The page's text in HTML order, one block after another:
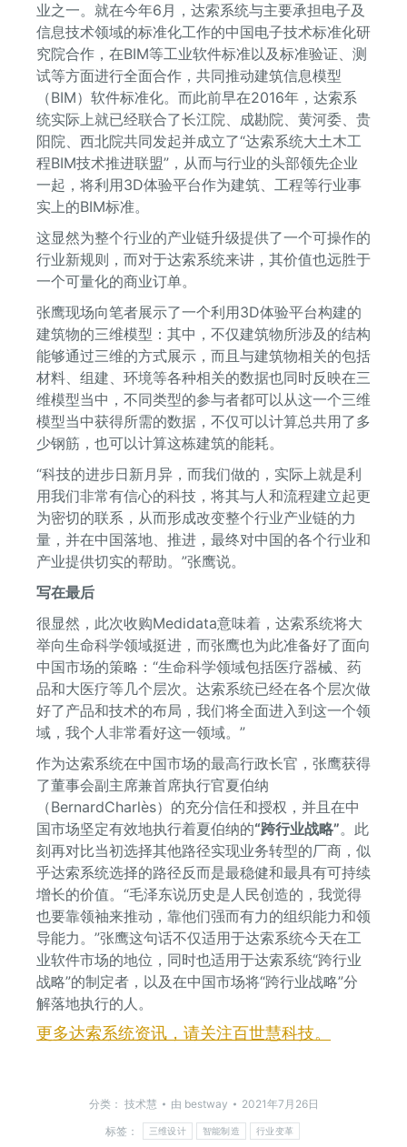
业之一。就在今年6月，达索系统与主要承担电子及
信息技术领域的标准化工作的中国电子技术标准化研
究院合作，在BIM等工业软件标准以及标准验证、测
试等方面进行全面合作，共同推动建筑信息模型
（BIM）软件标准化。而此前早在2016年，达索系
统实际上就已经联合了长江院、成勘院、黄河委、贵
阳院、西北院共同发起并成立了“达索系统大土木工
程BIM技术推进联盟”，从而与行业的头部领先企业
一起，将利用3D体验平台作为建筑、工程等行业事
实上的BIM标准。
这显然为整个行业的产业链升级提供了一个可操作的
行业新规则，而对于达索系统来讲，其价值也远胜于
一个可量化的商业订单。
张鹰现场向笔者展示了一个利用3D体验平台构建的
建筑物的三维模型：其中，不仅建筑物所涉及的结构
能够通过三维的方式展示，而且与建筑物相关的包括
材料、组建、环境等各种相关的数据也同时反映在三
维模型当中，不同类型的参与者都可以从这一个三维
模型当中获得所需的数据，不仅可以计算总共用了多
少钢筋，也可以计算这栋建筑的能耗。
“科技的进步日新月异，而我们做的，实际上就是利
用我们非常有信心的科技，将其与人和流程建立起更
为密切的联系，从而形成改变整个行业产业链的力
量，并在中国落地、推进，最终对中国的各个行业和
产业提供切实的帮助。”张鹰说。
写在最后
很显然，此次收购Medidata意味着，达索系统将大
举向生命科学领域挺进，而张鹰也为此准备好了面向
中国市场的策略：“生命科学领域包括医疗器械、药
品和大医疗等几个层次。达索系统已经在各个层次做
好了产品和技术的布局，我们将全面进入到这一个领
域，我个人非常看好这一领域。”
作为达索系统在中国市场的最高行政长官，张鹰获得
了董事会副主席兼首席执行官夏伯纳
（BernardCharlès）的充分信任和授权，并且在中
国市场坚定有效地执行着夏伯纳的“跨行业战略”。此
刻再对比当初选择其他路径实现业务转型的厂商，似
乎达索系统选择的路径反而是最稳健和最具有可持续
增长的价值。“毛泽东说历史是人民创造的，我觉得
也要靠领袖来推动，靠他们强而有力的组织能力和领
导能力。”张鹰这句话不仅适用于达索系统今天在工
业软件市场的地位，同时也适用于达索系统“跨行业
战略”的制定者，以及在中国市场将“跨行业战略”分
解落地执行的人。
更多达索系统资讯，请关注百世慧科技。
分类： 技术慧 由 bestway
2021年7月26日
标签：
三维设计 智能制造 行业变革